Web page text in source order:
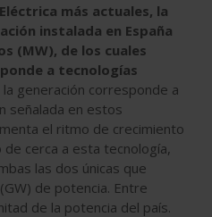
más actuales, la
instalada en España
(MW), de los cuales
a tecnologías
generación corresponde a
señalada en estos
el ritmo de crecimiento
cerca a esta tecnología,
las dos únicas que
de potencia. Entre
de la potencia del país.